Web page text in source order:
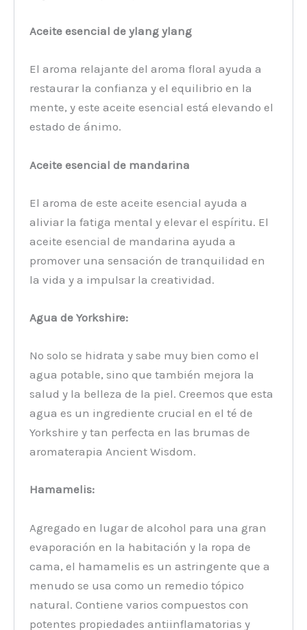
Aceite esencial de ylang ylang
El aroma relajante del aroma floral ayuda a
restaurar la confianza y el equilibrio en la
mente, y este aceite esencial está elevando el
estado de ánimo.
Aceite esencial de mandarina
El aroma de este aceite esencial ayuda a
aliviar la fatiga mental y elevar el espíritu. El
aceite esencial de mandarina ayuda a
promover una sensación de tranquilidad en
la vida y a impulsar la creatividad.
Agua de Yorkshire:
No solo se hidrata y sabe muy bien como el
agua potable, sino que también mejora la
salud y la belleza de la piel. Creemos que esta
agua es un ingrediente crucial en el té de
Yorkshire y tan perfecta en las brumas de
aromaterapia Ancient Wisdom.
Hamamelis:
Agregado en lugar de alcohol para una gran
evaporación en la habitación y la ropa de
cama, el hamamelis es un astringente que a
menudo se usa como un remedio tópico
natural. Contiene varios compuestos con
potentes propiedades antiinflamatorias y